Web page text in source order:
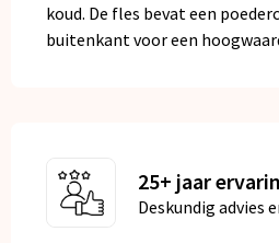
koud. De fles bevat een
buitenkant voor een
25+ jaar
Deskundig advies